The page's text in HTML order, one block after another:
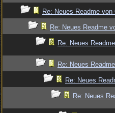
Re: Neues Readme von
Re: Neues Readme
Re: Neues
Re: Neues
Re: Neues
Re: Neues